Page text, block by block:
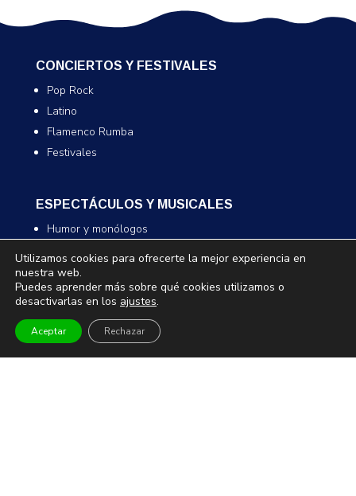
CONCIERTOS Y FESTIVALES
Pop Rock
Latino
Flamenco Rumba
Festivales
ESPECTÁCULOS Y MUSICALES
Humor y monólogos
Infantil y familiar
Magia
TEATRO Y DANZA
Utilizamos cookies para ofrecerte la mejor experiencia en
nuestra web.
Puedes aprender más sobre qué cookies utilizamos o
desactivarlas en los ajustes.
Aceptar Rechazar